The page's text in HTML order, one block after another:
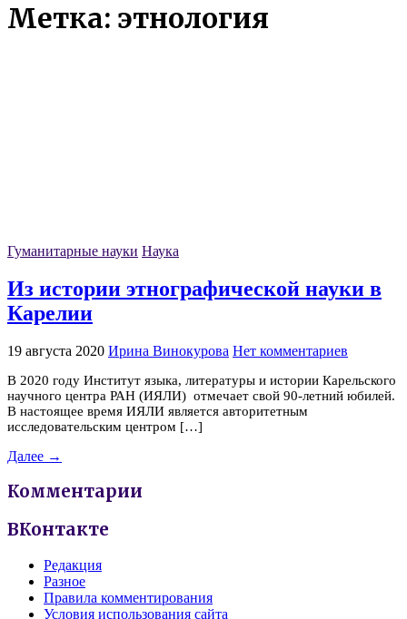
Метка: этнология
Гуманитарные науки Наука
Из истории этнографической науки в
Карелии
19 августа 2020 Ирина Винокурова Нет комментариев
В 2020 году Институт языка, литературы и истории Карельского
научного центра РАН (ИЯЛИ) отмечает свой 90-летний юбилей.
В настоящее время ИЯЛИ является авторитетным
исследовательским центром […]
Далее →
Комментарии
ВКонтакте
Редакция
Разное
Правила комментирования
Условия использования сайта